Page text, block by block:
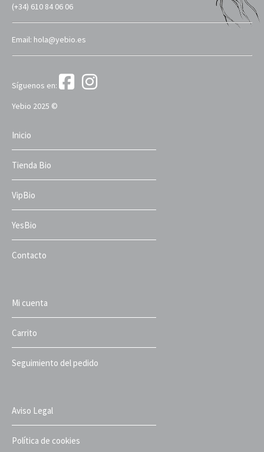
(+34) 610 84 06 06
Email: hola@yebio.es
Síguenos en:
Yebio 2025 ©
Inicio
Tienda Bio
VipBio
YesBio
Contacto
Mi cuenta
Carrito
Seguimiento del pedido
Aviso Legal
Política de cookies